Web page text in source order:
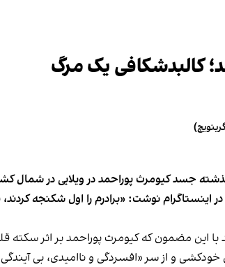
کالبدشکافی یک مرگ
جسد کیومرث پوراحمد در ویلایی در شمال
در اینستاگرام نوشت: «برادرم را اول شکنجه
با این مضمون که کیومرث پوراحمد بر اثر
خودکشی و از سر «افسردگی و ناامیدی، بی